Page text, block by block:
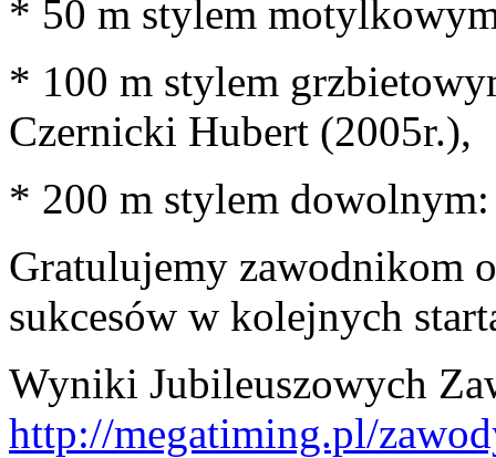
* 50 m stylem
* 100 m stylem
Czernicki Hubert (2005r.),
* 200 m stylem
Gratulujemy zawodnikom
sukcesów w kolejnych
Wyniki Jubileuszowych
http://megatiming.pl/